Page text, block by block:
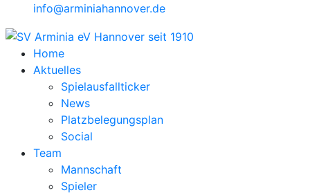
info@arminiahannover.de
Home
Aktuelles
Spielausfallticker
News
Platzbelegungsplan
Social
Team
Mannschaft
Spieler